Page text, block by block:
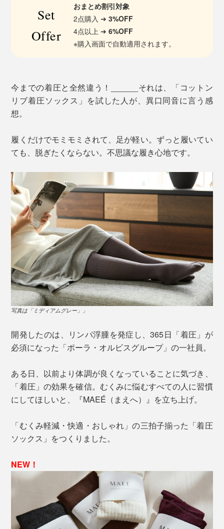
Set
Offer
おまとめ割引対象
2点購入 ➔3%OFF
4点以上 ➔6%OFF
※購入画面で自動適用されます。
今までの着圧と全然違う！______それは、「コットン
リブ着圧ソックス」を試した人が、異口同音に言う感
想。
履くだけでモミモミされて、足が軽い。ずっと履いてい
ても、脱ぎたくならない。不思議な履き心地です。
写真は「ミディアムグレー」」
開発したのは、リンパ浮腫を発症し、365日「着圧」が
必須になった「ポーラ・オルビスグループ」の一社員。
ある日、以前より体調が良くなっていることに気づき、
「着圧」の効果を確信。むくみに悩むすべての人に習慣
にしてほしいと、『MAEÉ（まえへ）』を立ち上げ。
「むくみ軽減・快適・おしゃれ」の三拍子揃った「着圧
ソックス」をつくりました。
NEW！